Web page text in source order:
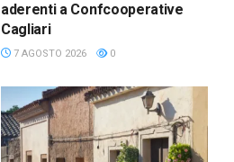
aderenti a Confcooperative
Cagliari
7 AGOSTO 2026 0